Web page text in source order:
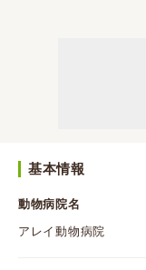
基本情報
動物病院名
アレイ動物病院